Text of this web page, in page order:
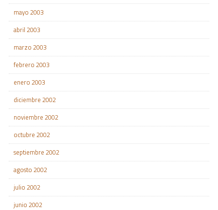
mayo 2003
abril 2003
marzo 2003
febrero 2003
enero 2003
diciembre 2002
noviembre 2002
octubre 2002
septiembre 2002
agosto 2002
julio 2002
junio 2002